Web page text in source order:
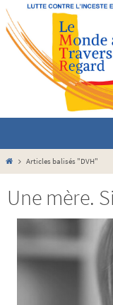
Passer
vers
contenu
HomeArticles balisés "DVH"
Une mère.